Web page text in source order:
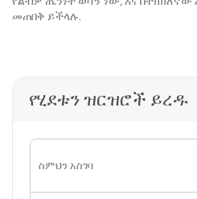
መጠበቅ ይችላሉ.
የሂደቱን ዝርዝሮች ይረዱ